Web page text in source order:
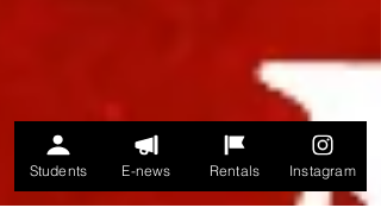
Students E-news Rentals Instagram